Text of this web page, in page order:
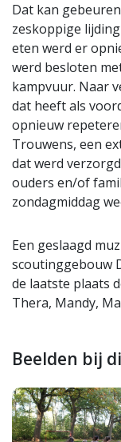
Dat kan
zeskoppige
eten werd er
werd besloten
kampvuur. Naar
dat heeft als
opnieuw
Trouwens, een
dat werd
ouders en/of
zondagmiddag
Een geslaagd
scoutinggebouw
de laatste plaats
Thera, Mandy,
Beelden bij